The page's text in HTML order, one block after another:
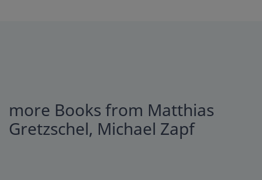
more Books from Matthias
Gretzschel, Michael Zapf